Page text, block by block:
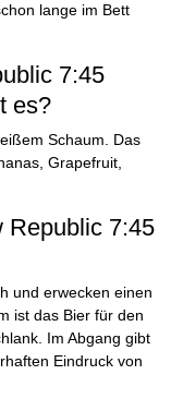
lange im Bett
7:45
es?
Schaum. Das
Grapefruit,
Republic 7:45
und erwecken einen
ist das Bier für den
Im Abgang gibt
Eindruck von